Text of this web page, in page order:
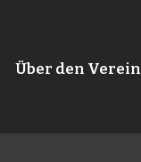
Über den Verein